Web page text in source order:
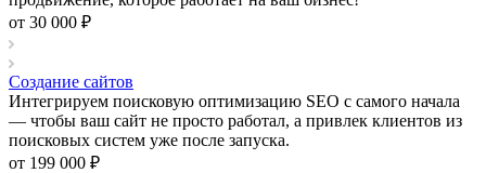
от 30 000 ₽
Создание сайтов
Интегрируем поисковую оптимизацию SEO с самого начала
— чтобы ваш сайт не просто работал, а привлек клиентов из
поисковых систем уже после запуска.
от 199 000 ₽